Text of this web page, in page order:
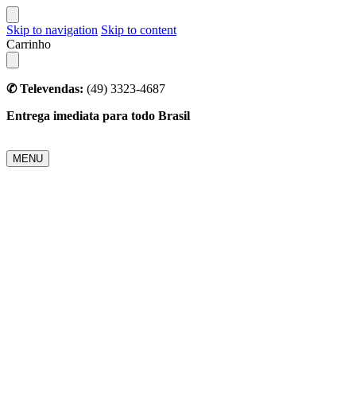
Skip to navigation Skip to content
Carrinho
✆ Televendas: (49) 3323-4687
Entrega imediata para todo Brasil
MENU